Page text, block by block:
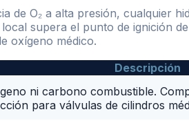
de O₂ a alta presión, cualquier
supera el punto de ignición
oxígeno médico.
Descripción
ni carbono combustible.
para válvulas de cilindros